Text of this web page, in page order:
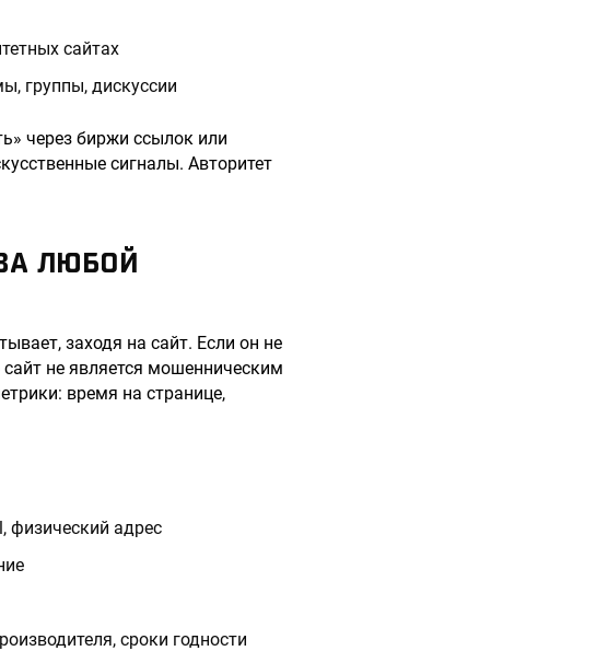
сайтах
группы, дискуссии
через биржи ссылок или
сигналы. Авторитет
ЛЮБОЙ
заходя на сайт. Если он не
не является мошенническим
время на странице,
физический адрес
сроки годности